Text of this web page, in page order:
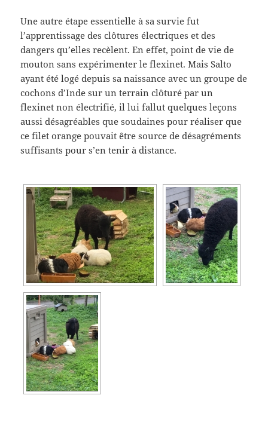
Une autre étape essentielle à sa survie fut
l’apprentissage des clôtures électriques et des
dangers qu’elles recèlent. En effet, point de vie de
mouton sans expérimenter le flexinet. Mais Salto
ayant été logé depuis sa naissance avec un groupe de
cochons d’Inde sur un terrain clôturé par un
flexinet non électrifié, il lui fallut quelques leçons
aussi désagréables que soudaines pour réaliser que
ce filet orange pouvait être source de désagréments
suffisants pour s’en tenir à distance.